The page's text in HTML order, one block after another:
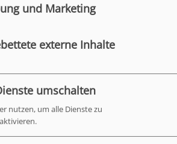
und Marketing
externe Inhalte
umschalten
nutzen, um alle Dienste zu